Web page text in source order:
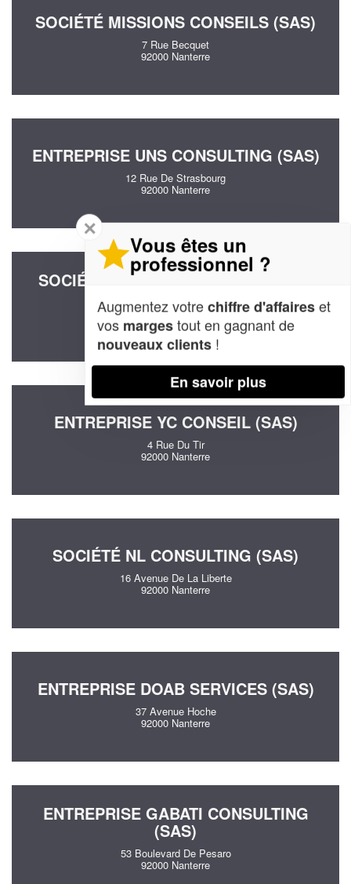
SOCIÉTÉ MISSIONS CONSEILS (SAS)
7 Rue Becquet
92000 Nanterre
ENTREPRISE UNS CONSULTING (SAS)
12 Rue De Strasbourg
92000 Nanterre
SOCIÉTÉ ERIC BOUET CONSULTING
(SAS)
26 Boulevard Du Midi
92000 Nanterre
ENTREPRISE YC CONSEIL (SAS)
4 Rue Du Tir
92000 Nanterre
SOCIÉTÉ NL CONSULTING (SAS)
16 Avenue De La Liberte
92000 Nanterre
ENTREPRISE DOAB SERVICES (SAS)
37 Avenue Hoche
92000 Nanterre
ENTREPRISE GABATI CONSULTING
(SAS)
53 Boulevard De Pesaro
92000 Nanterre
✕
Vous êtes un
professionnel ?
Augmentez votrechiffre d'affaireset
vos margestout en gagnant de
nouveaux clients !
En savoir plus